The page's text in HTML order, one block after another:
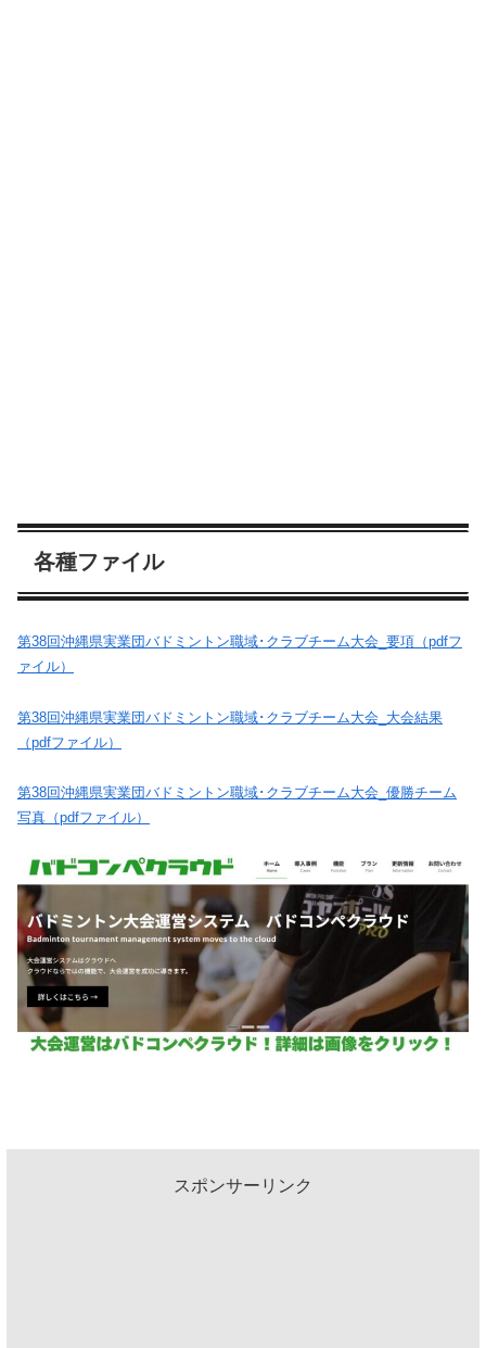
各種ファイル
第38回沖縄県実業団バドミントン職域･クラブチーム大会_要項（pdfフ
ァイル）
第38回沖縄県実業団バドミントン職域･クラブチーム大会_大会結果
（pdfファイル）
第38回沖縄県実業団バドミントン職域･クラブチーム大会_優勝チーム
写真（pdfファイル）
スポンサーリンク